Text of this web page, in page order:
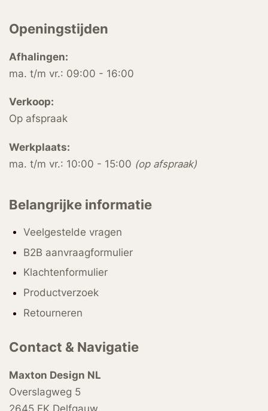
Openingstijden
Afhalingen:
ma. t/m vr.: 09:00 - 16:00
Verkoop:
Op afspraak
Werkplaats:
ma. t/m vr.: 10:00 - 15:00 (op afspraak)
Belangrijke informatie
Veelgestelde vragen
B2B aanvraagformulier
Klachtenformulier
Productverzoek
Retourneren
Contact & Navigatie
Maxton Design NL
Overslagweg 5
2645 EK Delfgauw